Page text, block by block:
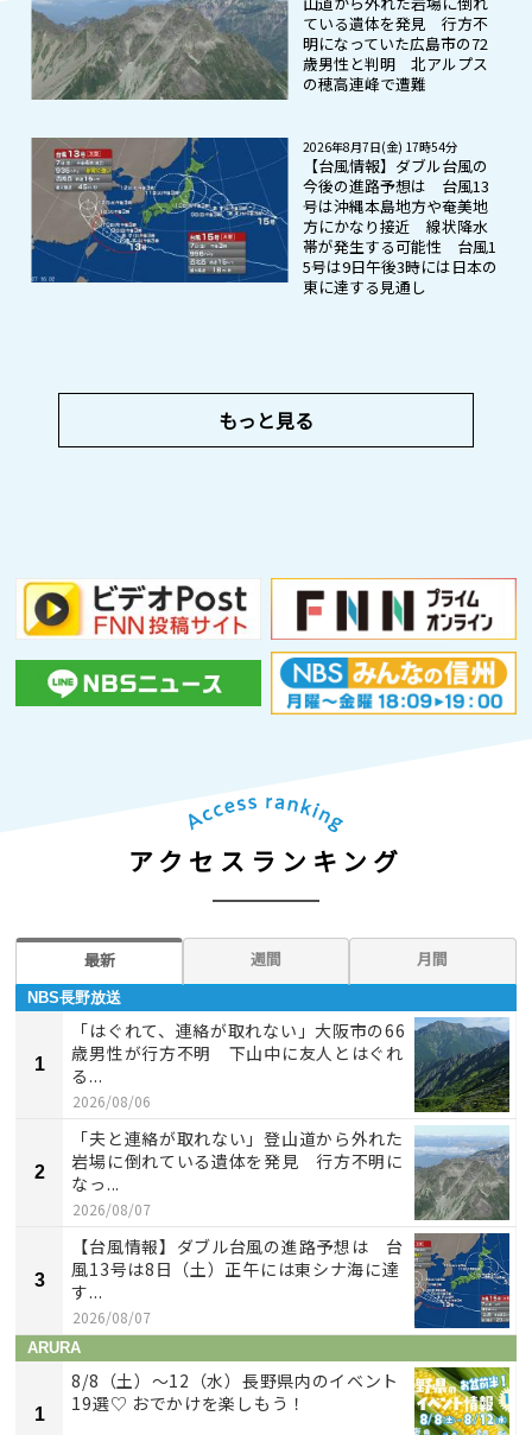
ている遺体を発見 行方不
明になっていた広島市の72
歳男性と判明 北アルプス
の穂高連峰で遭難
2026年8月7日(金) 17時54分
【台風情報】ダブル台風の
今後の進路予想は 台風13
号は沖縄本島地方や奄美地
方にかなり接近 線状降水
帯が発生する可能性 台風1
5号は9日午後3時には日本の
東に達する見通し
もっと見る
アクセスランキング
最新 週間 月間
NBS長野放送
1
「はぐれて、連絡が取れない」大阪市の66
歳男性が行方不明 下山中に友人とはぐれ
る...
2026/08/06
2
「夫と連絡が取れない」登山道から外れた
岩場に倒れている遺体を発見 行方不明に
なっ...
2026/08/07
3
【台風情報】ダブル台風の進路予想は 台
風13号は8日（土）正午には東シナ海に達
す...
2026/08/07
ARURA
1
8/8（土）〜12（水）長野県内のイベント
19選♡ おでかけを楽しもう！